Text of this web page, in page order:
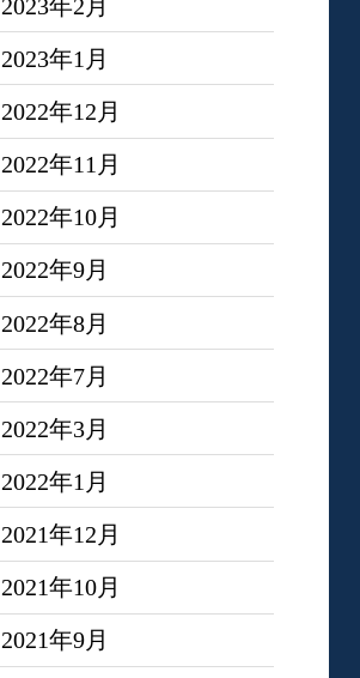
2023年2月
2023年1月
2022年12月
2022年11月
2022年10月
2022年9月
2022年8月
2022年7月
2022年3月
2022年1月
2021年12月
2021年10月
2021年9月